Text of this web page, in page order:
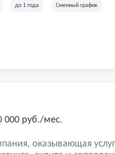
и коммерческих
до 1 года Сменный график
000 руб./мес.
оказывающая